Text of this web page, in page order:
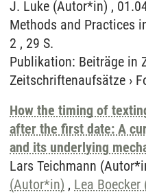
Publikation: Beiträge in
Zeitschriftenaufsätze ›
How the timing of
after the first date: A
and its underlying
Lars Teichmann
(Autor*in) , Lea